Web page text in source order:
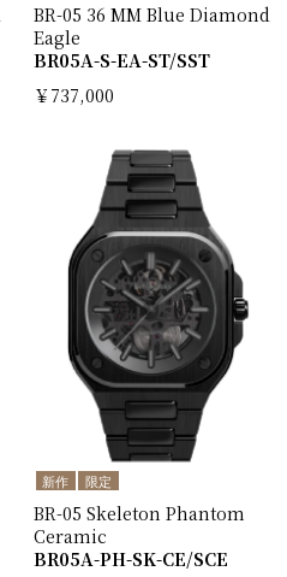
BR-05 36 MM Blue Diamond
Eagle
BR05A-S-EA-ST/SST
￥737,000
新作 限定
BR-05 Skeleton Phantom
Ceramic
BR05A-PH-SK-CE/SCE